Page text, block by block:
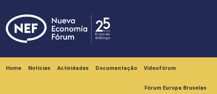
Home Notícias Actividades Documentação Videofórum
Fórum Europa Bruselas